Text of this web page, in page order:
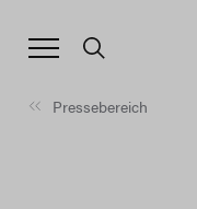
Pressebereich